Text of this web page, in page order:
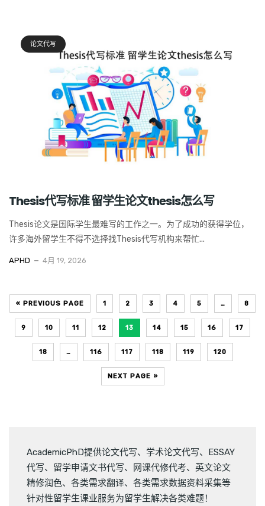
论文代写
Thesis代写标准 留学生论文thesis怎么写
Thesis论文是国际学生最难写的工作之一。为了成功的获得学位，
许多海外留学生不得不选择找Thesis代写机构来帮忙...
APHD 4月 19, 2026
« PREVIOUS PAGE 1 2 3 4 5 … 8
9 10 11 12 13 14 15 16 17
18 … 116 117 118 119 120
NEXT PAGE »
AcademicPhD提供论文代写、 学术论文代写、 ESSAY
代写、 留学申请文书代写、 网课代修代考、 英文论文
精修润色、 各类需求翻译、 各类需求数据资料采集等
针对性留学生课业服务为留学生解决各类难题！